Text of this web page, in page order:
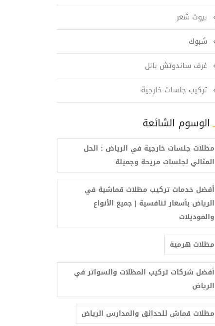
بيوت شعر
شبوك
غرف ساندوتش بانل
تركيب جلسات خارجية
الوسوم الشائعة
مظلات جلسات خارجية في الرياض : الحل
المثالي لجلسات مريحة وجميلة
أفضل خدمات تركيب مظلات قماشية في
الرياض بأسعار تنافسية | جميع الأنواع
والموديلات
مظلات هرمية
أفضل شركات تركيب المظلات والسواتر في
الرياض
مظلات قماش للحدائق والمدارس الرياض